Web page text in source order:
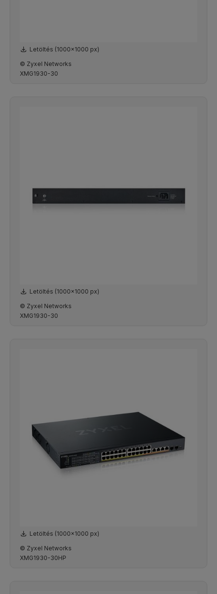
Letöltés (1000x1000 px)
© Zyxel Networks
XMG1930-30
Letöltés (1000x1000 px)
© Zyxel Networks
XMG1930-30
Letöltés (1000x1000 px)
© Zyxel Networks
XMG1930-30HP